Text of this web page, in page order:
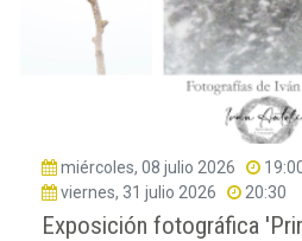
miércoles, 08 julio 2026
viernes, 31 julio 2026
20:30
Exposición fotográfica